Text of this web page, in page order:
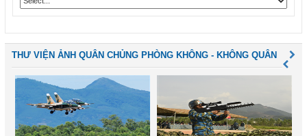
THƯ VIỆN ẢNH QUÂN CHỦNG PHÒNG KHÔNG - KHÔNG QUÂN